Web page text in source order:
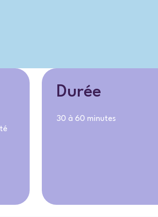
Durée
30 à 60 minutes